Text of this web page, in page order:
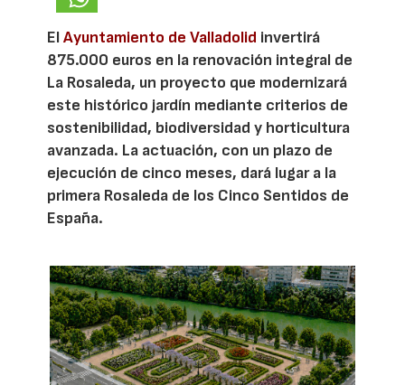
ElAyuntamiento de Valladolid invertirá
875.000 euros en la renovación integral de
La Rosaleda, un proyecto que modernizará
este histórico jardín mediante criterios de
sostenibilidad, biodiversidad y horticultura
avanzada. La actuación, con un plazo de
ejecución de cinco meses, dará lugar a la
primera Rosaleda de los Cinco Sentidos de
España.